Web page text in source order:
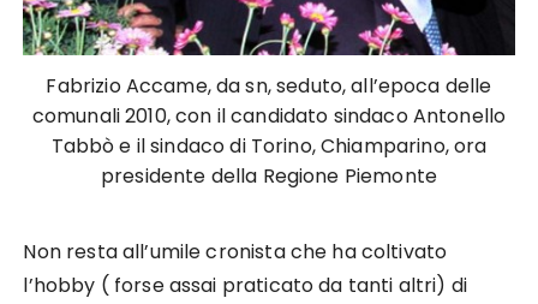
Fabrizio Accame, da sn, seduto, all’epoca delle
comunali 2010, con il candidato sindaco Antonello
Tabbò e il sindaco di Torino, Chiamparino, ora
presidente della Regione Piemonte
Non resta all’umile cronista che ha coltivato
l’hobby ( forse assai praticato da tanti altri) di